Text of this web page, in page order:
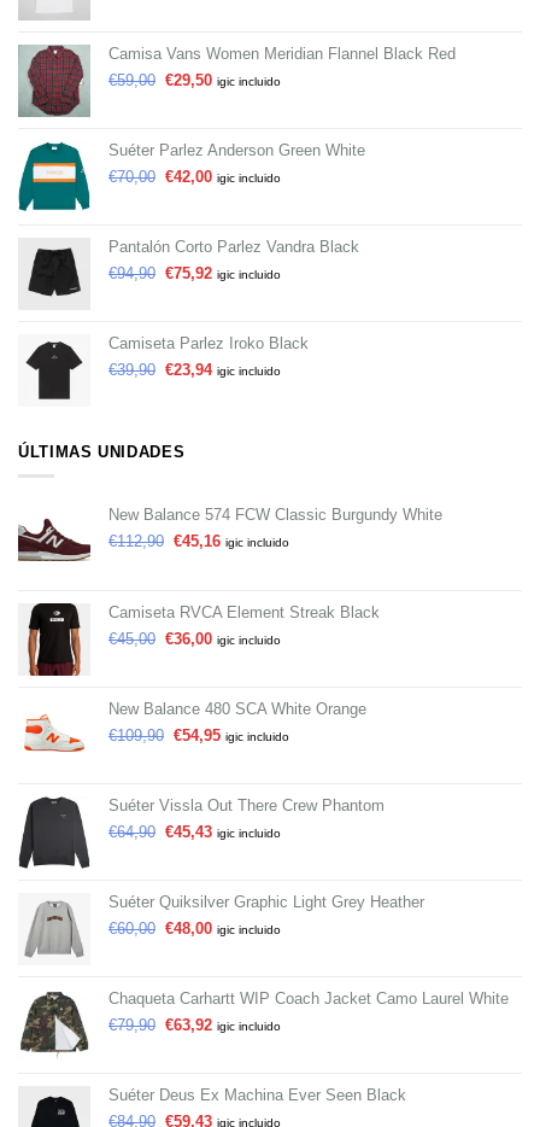
Camisa Vans Women Meridian Flannel Black Red
€59,00 €29,50 igic incluido
Suéter Parlez Anderson Green White
€70,00 €42,00 igic incluido
Pantalón Corto Parlez Vandra Black
€94,90 €75,92 igic incluido
Camiseta Parlez Iroko Black
€39,90 €23,94 igic incluido
ÚLTIMAS UNIDADES
New Balance 574 FCW Classic Burgundy White
€112,90 €45,16 igic incluido
Camiseta RVCA Element Streak Black
€45,00 €36,00 igic incluido
New Balance 480 SCA White Orange
€109,90 €54,95 igic incluido
Suéter Vissla Out There Crew Phantom
€64,90 €45,43 igic incluido
Suéter Quiksilver Graphic Light Grey Heather
€60,00 €48,00 igic incluido
Chaqueta Carhartt WIP Coach Jacket Camo Laurel White
€79,90 €63,92 igic incluido
Suéter Deus Ex Machina Ever Seen Black
€84,90 €59,43 igic incluido